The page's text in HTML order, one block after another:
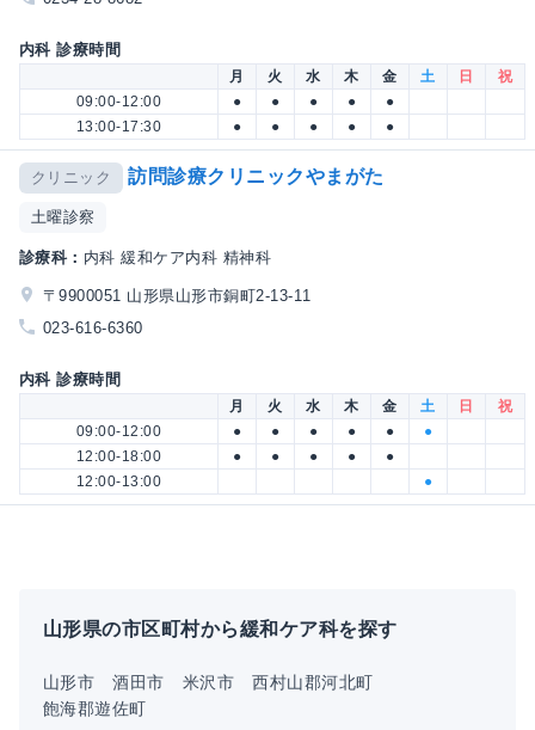
内科 診療時間
月 火 水 木 金 土 日
祝
09:00-12:00
● ● ● ●
●
13:00-17:30
● ● ● ● ●
クリニック 訪問診療クリニックやまがた
土曜診察
診療科： 内科 緩和ケア内科 精神科
〒9900051 山形県山形市銅町2-13-11
023-616-6360
内科 診療時間
月 火 水 木 金 土 日
祝
09:00-12:00
● ● ● ● ●
●
12:00-18:00
● ● ● ●
●
12:00-13:00
●
山形県の市区町村から緩和ケア科を探す
山形市 酒田市 米沢市
西村山郡河北町
飽海郡遊佐町